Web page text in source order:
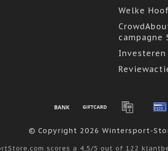
Welke
campagne
© Copyright 2026 Wintersport-
scores a 4,5/5 out of 122